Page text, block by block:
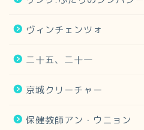
ヴィンチェンツォ
二十五、二十一
京城クリーチャー
保健教師アン・ウニョン